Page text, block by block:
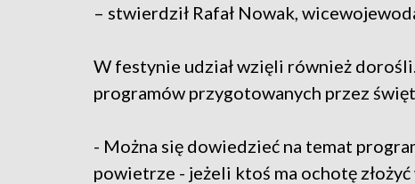
– stwierdził Rafał Nowak,
W festynie udział wzięli również
programów przygotowanych przez
- Można się dowiedzieć na temat
powietrze - jeżeli ktoś ma ochotę